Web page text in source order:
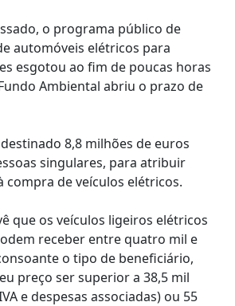
o programa público de
automóveis elétricos para
esgotou ao fim de poucas horas
Ambiental abriu o prazo de
8,8 milhões de euros
singulares, para atribuir
compra de veículos elétricos.
que os veículos ligeiros elétricos
receber entre quatro mil e
o tipo de beneficiário,
preço ser superior a 38,5 mil
e despesas associadas) ou 55